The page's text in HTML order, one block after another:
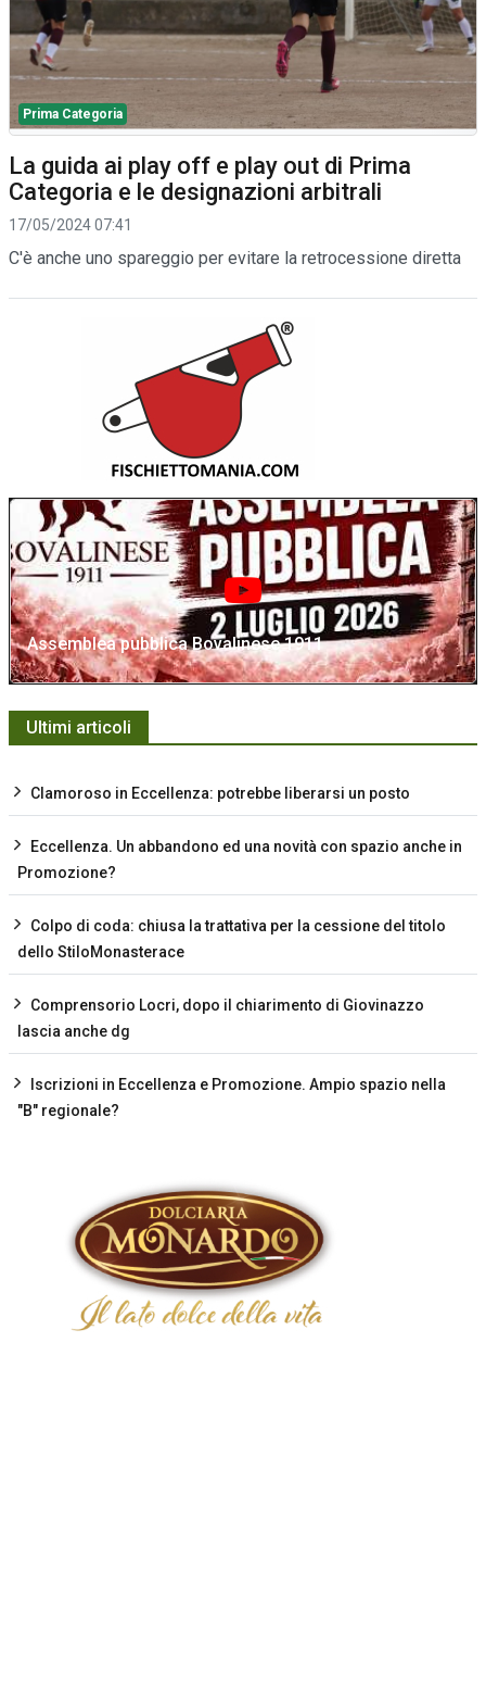
Prima Categoria
La guida ai play off e play out di Prima
Categoria e le designazioni arbitrali
17/05/2024 07:41
C'è anche uno spareggio per evitare la retrocessione diretta
Assemblea pubblica Bovalinese 1911
Ultimi articoli
Clamoroso in Eccellenza: potrebbe liberarsi un posto
Eccellenza. Un abbandono ed una novità con spazio anche in
Promozione?
Colpo di coda: chiusa la trattativa per la cessione del titolo
dello StiloMonasterace
Comprensorio Locri, dopo il chiarimento di Giovinazzo
lascia anche dg
Iscrizioni in Eccellenza e Promozione. Ampio spazio nella
"B" regionale?